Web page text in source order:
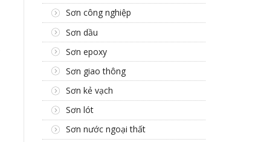
Sơn công nghiệp
Sơn dầu
Sơn epoxy
Sơn giao thông
Sơn kẻ vạch
Sơn lót
Sơn nước ngoại thất